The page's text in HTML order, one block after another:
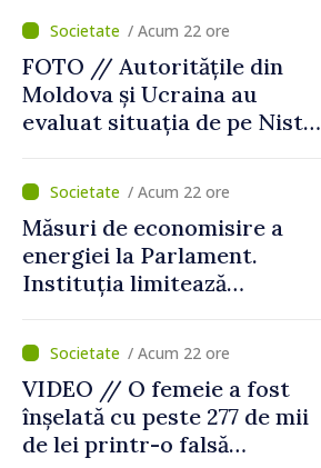
înființarea Colegiului moldo-
turc la Comrat/ Acum 22 ore
FOTO // Autoritățile din
Moldova și Ucraina au
evaluat situația de pe Nistru
diminuarea riscurilor
/ Acum 22 ore
Măsuri de economisire a
energiei la Parlament.
Instituția limitează
apă caldă
/ Acum 22 ore
VIDEO // O femeie a fost
înșelată cu peste 277 de mii
de lei printr-o falsă